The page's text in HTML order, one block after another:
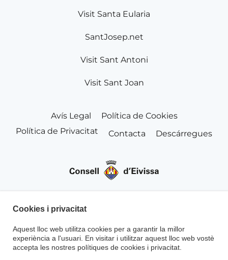
Visit Santa Eularia
SantJosep.net
Visit Sant Antoni
Visit Sant Joan
Avís Legal
Política de Cookies
Política de Privacitat
Contacta Descárregues
Cookies i privacitat
Aquest lloc web utilitza cookies per a garantir la millor
experiència a l'usuari. En visitar i utilitzar aquest lloc web vostè
accepta les nostres polítiques de cookies i privacitat.